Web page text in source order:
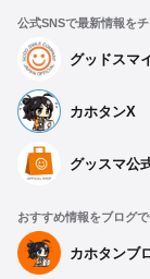
公式SNSで最新情報をチ
グッドスマ
カホタンX
グッスマ公
おすすめ情報をブログで
カホタンブ